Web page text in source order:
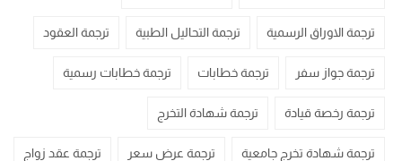
ترجمة الاوراق الرسمية ترجمة التحاليل الطبية ترجمة العقود
ترجمة جواز سفر ترجمة خطابات ترجمة خطابات رسمية
ترجمة رخصة قيادة ترجمة شهادة التخرج
ترجمة شهادة تخرج جامعية ترجمة عرض سعر ترجمة عقد زواج